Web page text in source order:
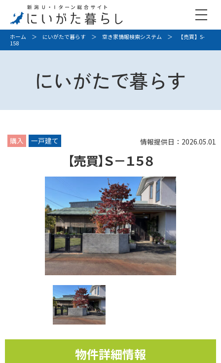
ホーム ＞ にいがたで暮らす ＞ 空き家情報検索システム ＞ 【売買】S-
158
にいがたで暮らす
購入 一戸建て
【売買】Ｓ－１５８
情報提供日：2026.05.01
物件詳細情報